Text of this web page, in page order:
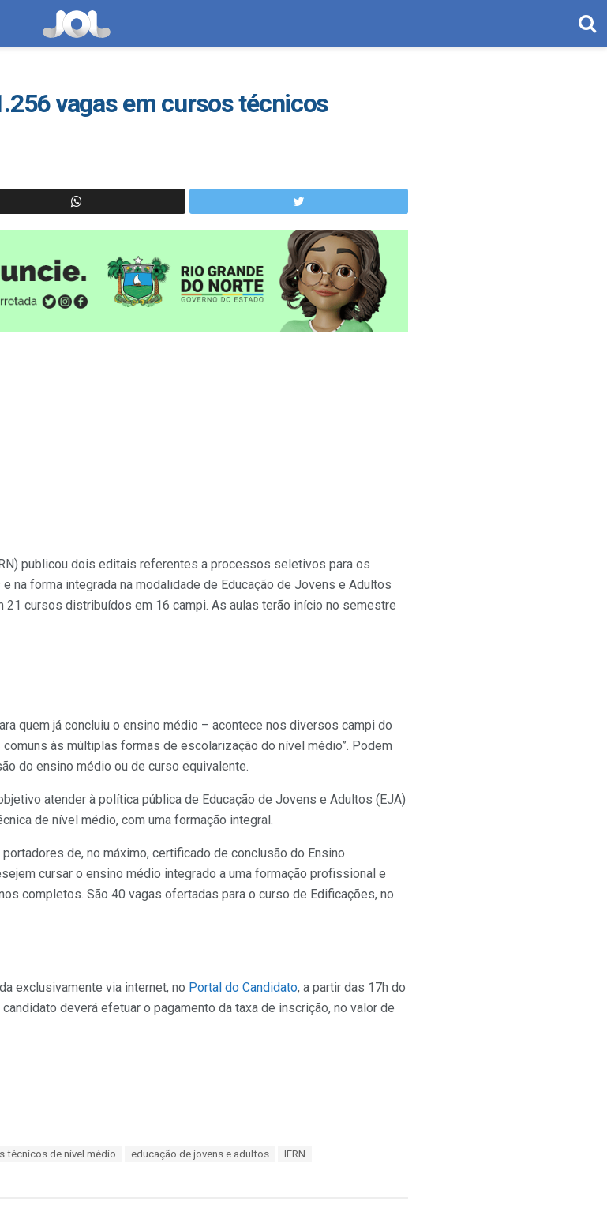
vagas em cursos técnicos
publicou dois editais referentes a processos seletivos para os
na forma integrada na modalidade de Educação de Jovens e Adultos
21 cursos distribuídos em 16 campi. As aulas terão início no semestre
quem já concluiu o ensino médio – acontece nos diversos campi do
às múltiplas formas de escolarização do nível médio”. Podem
do ensino médio ou de curso equivalente.
atender à política pública de Educação de Jovens e Adultos (EJA)
de nível médio, com uma formação integral.
de, no máximo, certificado de conclusão do Ensino
cursar o ensino médio integrado a uma formação profissional e
completos. São 40 vagas ofertadas para o curso de Edificações, no
exclusivamente via internet, no Portal do Candidato, a partir das 17h do
deverá efetuar o pagamento da taxa de inscrição, no valor de
técnicos de nível médio educação de jovens e adultos
IFRN